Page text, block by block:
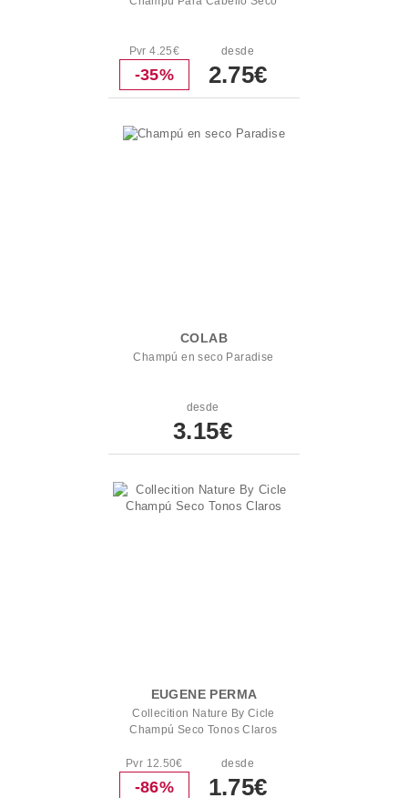
Pvr 4.25€
-35%
desde
2.75€
COLAB
Champú en seco Paradise
desde
3.15€
EUGENE PERMA
Collecition Nature By Cicle
Champú Seco Tonos Claros
Pvr 12.50€
-86%
desde
1.75€